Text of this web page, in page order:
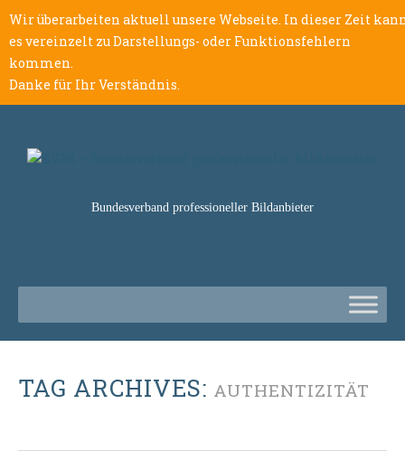
Wir überarbeiten aktuell unsere Webseite. In dieser Zeit
es vereinzelt zu Darstellungs- oder Funktionsfehlern
kommen.
Danke für Ihr Verständnis.
Bundesverband professioneller Bildanbieter
TAG ARCHIVES: AUTHENTIZITÄT